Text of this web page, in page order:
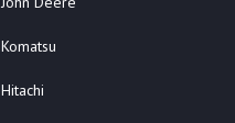
Komatsu
Hitachi